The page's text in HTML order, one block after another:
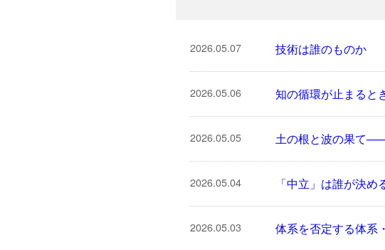
2026.05.07 技術は誰のものか
2026.05.06 知の循環が止まる
2026.05.05 土の根と波の果て
2026.05.04 「中立」は誰が決
2026.05.03 体系を否定する体